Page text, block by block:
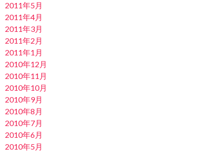
2011年5月
2011年4月
2011年3月
2011年2月
2011年1月
2010年12月
2010年11月
2010年10月
2010年9月
2010年8月
2010年7月
2010年6月
2010年5月